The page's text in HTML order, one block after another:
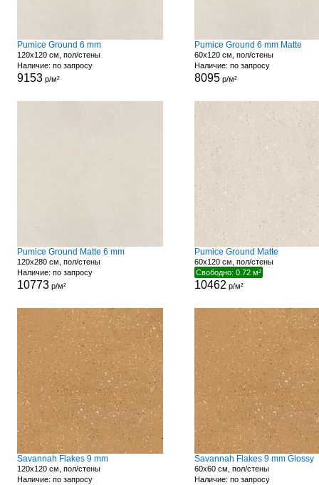
Pumice Ground 6 mm
120x120 см, пол/стены
Наличие: по запросу
9153р/м²
Pumice Ground 6 mm Matte
60x120 см, пол/стены
Наличие: по запросу
8095р/м²
Pumice Ground Matte 6 mm
120x280 см, пол/стены
Наличие: по запросу
10773р/м²
Pumice Ground Matte
60x120 см, пол/стены
Свободно: 0.72 м²
10462 р/м²
Savannah Flakes 9 mm
120x120 см, пол/стены
Наличие: по запросу
Savannah Flakes 9 mm Glossy
60x60 см, пол/стены
Наличие: по запросу